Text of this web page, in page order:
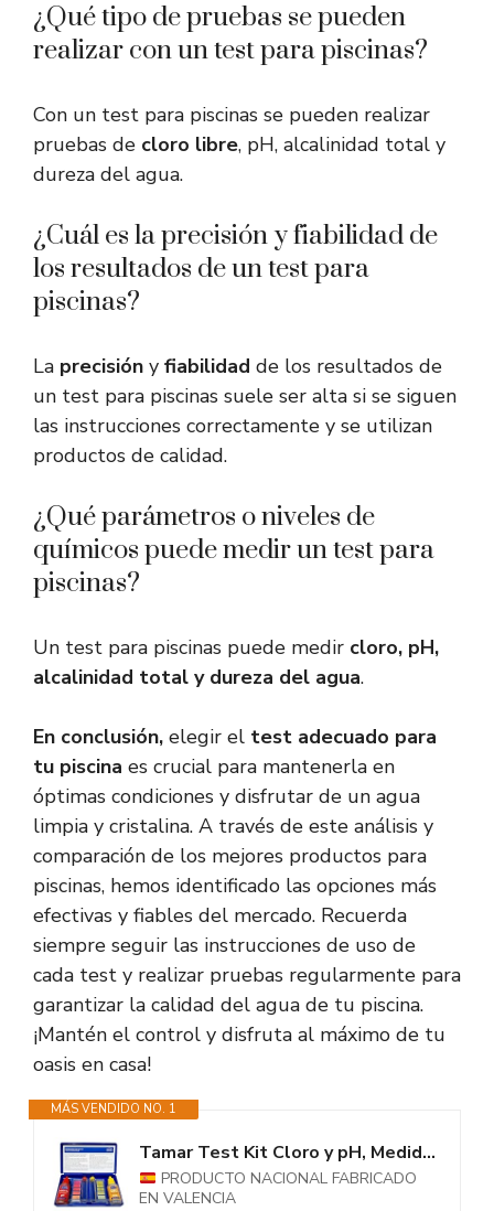
¿Qué tipo de pruebas se pueden
realizar con un test para piscinas?
Con un test para piscinas se pueden realizar
pruebas de cloro libre, pH, alcalinidad total y
dureza del agua.
¿Cuál es la precisión y fiabilidad de
los resultados de un test para
piscinas?
La precisión y fiabilidad de los resultados de
un test para piscinas suele ser alta si se siguen
las instrucciones correctamente y se utilizan
productos de calidad.
¿Qué parámetros o niveles de
químicos puede medir un test para
piscinas?
Un test para piscinas puede medir cloro, pH,
alcalinidad total y dureza del agua.
En conclusión, elegir el test adecuado para
tu piscina es crucial para mantenerla en
óptimas condiciones y disfrutar de un agua
limpia y cristalina. A través de este análisis y
comparación de los mejores productos para
piscinas, hemos identificado las opciones más
efectivas y fiables del mercado. Recuerda
siempre seguir las instrucciones de uso de
cada test y realizar pruebas regularmente para
garantizar la calidad del agua de tu piscina.
¡Mantén el control y disfruta al máximo de tu
oasis en casa!
MÁS VENDIDO NO. 1
Tamar Test Kit Cloro y pH, Medidor del Cloro y PH del Agua de la Piscina,...
PRODUCTO NACIONAL FABRICADO
EN VALENCIA